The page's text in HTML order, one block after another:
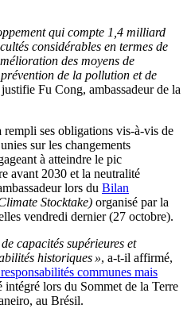
qui compte 1,4 milliard
considérables en termes de
des moyens de
de la pollution et de
justifie Fu Cong, ambassadeur de la
ses obligations vis-à-vis de
sur les changements
à atteindre le pic
avant 2030 et la neutralité
lors du Bilan
Stocktake) organisé par la
vendredi dernier (27 octobre).
capacités supérieures et
historiques », a-t-il affirmé,
communes mais
intégré lors du Sommet de la Terre
au Brésil.